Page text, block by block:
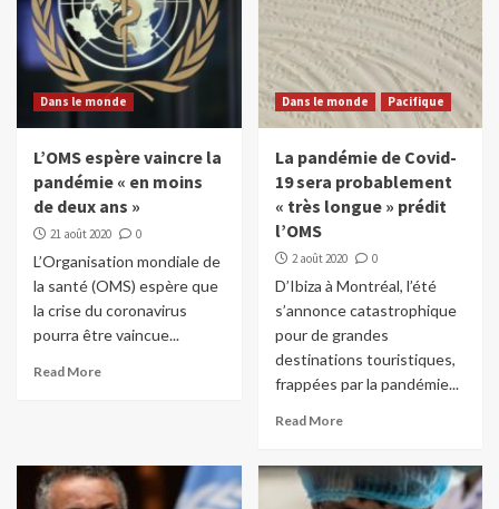
Dans le monde
L’OMS espère vaincre la
pandémie « en moins
de deux ans »
21 août 2020 0
L’Organisation mondiale de
la santé (OMS) espère que
la crise du coronavirus
pourra être vaincue...
Read More
Dans le monde Pacifique
La pandémie de Covid-
19 sera probablement
« très longue » prédit
l’OMS
2 août 2020 0
D’Ibiza à Montréal, l’été
s’annonce catastrophique
pour de grandes
destinations touristiques,
frappées par la pandémie...
Read More